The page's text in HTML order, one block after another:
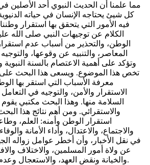
مما علمنا أن الحديث النبوي أحد الأصلين في
كل شيئ يحتاجه الإنسان في حياته
فيه الأمور التي يتحقق بها استقرار
الكلام عن توجيهات النبي صلى الله
الوطن، والتحذير من أسباب عدم
المعاصر، والتنبيه عن وقوعها،
وتؤكد على أهمية الاعتصام بالسنة النبوية
تخص هذا الموضوع. ويسعى هذا البحث على
معرفة الأسباب التي استقر بها
الاستقرار والأمن، والتوجيه في
السلامة منها. وهذا البحث مكتبي
والاستقرائي. ومن أهم نتائج هذا
استقرار الوطن وأمنه: العلم،
والاجتماع، والاعتدال، وأداء الأمانة
في نقل الأخبار، وأن أخطر عوامل زواله
عن ولاة أمور المسلمين، والاختلاف
والخيانة ونقض العهد، والاستعجال وعدم التثبت في نقل الأخبار.